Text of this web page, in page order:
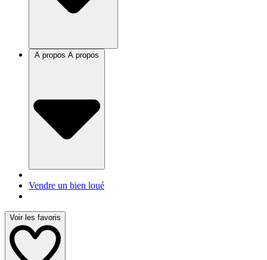
A propos
Vendre un bien loué
Voir les favoris